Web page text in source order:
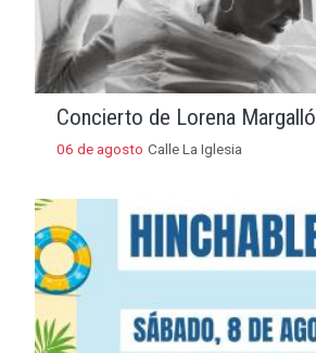
Concierto de Lorena Margalló
06 de agosto Calle La Iglesia